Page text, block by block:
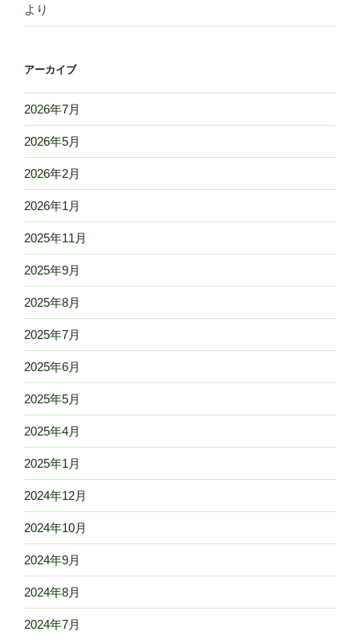
より
アーカイブ
2026年7月
2026年5月
2026年2月
2026年1月
2025年11月
2025年9月
2025年8月
2025年7月
2025年6月
2025年5月
2025年4月
2025年1月
2024年12月
2024年10月
2024年9月
2024年8月
2024年7月